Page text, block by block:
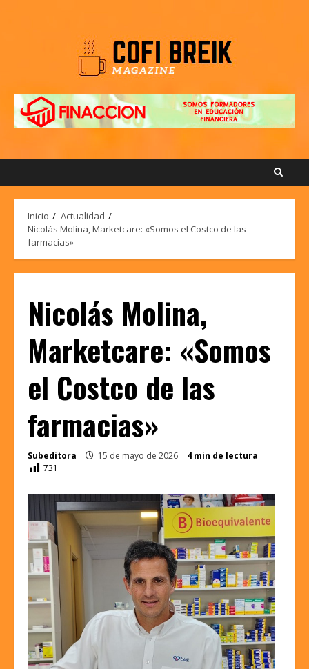
Inicio
Actualidad
Nicolás Molina, Marketcare: «Somos el Costco de las
farmacias»
Nicolás Molina,
Marketcare: «Somos
el Costco de las
farmacias»
Subeditora 15 de mayo de 2026
4 min de lectura
731